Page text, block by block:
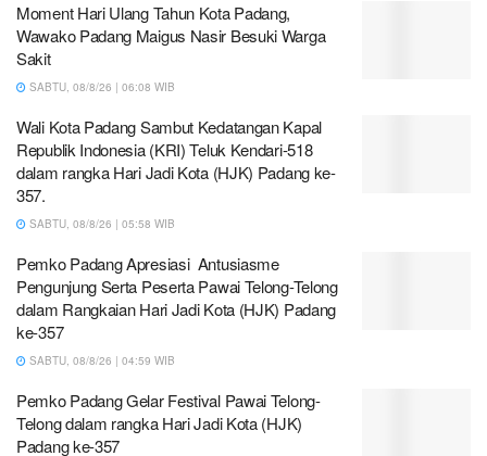
Moment Hari Ulang Tahun Kota Padang,
Wawako Padang Maigus Nasir Besuki Warga
Sakit
SABTU, 08/8/26 | 06:08 WIB
Wali Kota Padang Sambut Kedatangan Kapal
Republik Indonesia (KRI) Teluk Kendari-518
dalam rangka Hari Jadi Kota (HJK) Padang ke-
357.
SABTU, 08/8/26 | 05:58 WIB
Pemko Padang Apresiasi Antusiasme
Pengunjung Serta Peserta Pawai Telong-Telong
dalam Rangkaian Hari Jadi Kota (HJK) Padang
ke-357
SABTU, 08/8/26 | 04:59 WIB
Pemko Padang Gelar Festival Pawai Telong-
Telong dalam rangka Hari Jadi Kota (HJK)
Padang ke-357